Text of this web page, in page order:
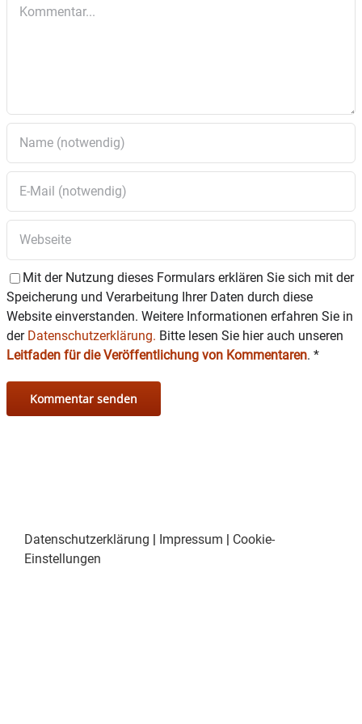
Mit der Nutzung dieses Formulars erklären Sie sich mit der
Speicherung und Verarbeitung Ihrer Daten durch diese
Website einverstanden. Weitere Informationen erfahren Sie in
der Datenschutzerklärung. Bitte lesen Sie hier auch unseren
Leitfaden für die Veröffentlichung von Kommentaren. *
Datenschutzerklärung | Impressum | Cookie-
Einstellungen